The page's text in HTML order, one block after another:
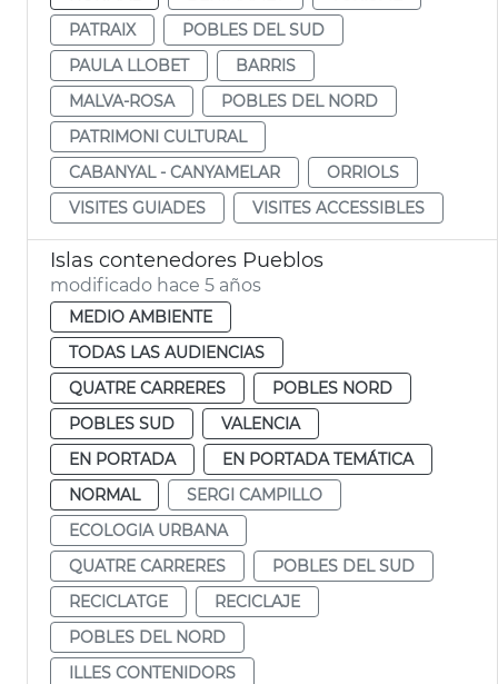
PATRAIX
POBLES DEL SUD
PAULA LLOBET
BARRIS
MALVA-ROSA
POBLES DEL NORD
PATRIMONI CULTURAL
CABANYAL - CANYAMELAR
ORRIOLS
VISITES GUIADES
VISITES ACCESSIBLES
Islas contenedores Pueblos
modificado hace 5 años
MEDIO AMBIENTE
TODAS LAS AUDIENCIAS
QUATRE CARRERES
POBLES NORD
POBLES SUD
VALENCIA
EN PORTADA
EN PORTADA TEMÁTICA
NORMAL
SERGI CAMPILLO
ECOLOGIA URBANA
QUATRE CARRERES
POBLES DEL SUD
RECICLATGE
RECICLAJE
POBLES DEL NORD
ILLES CONTENIDORS